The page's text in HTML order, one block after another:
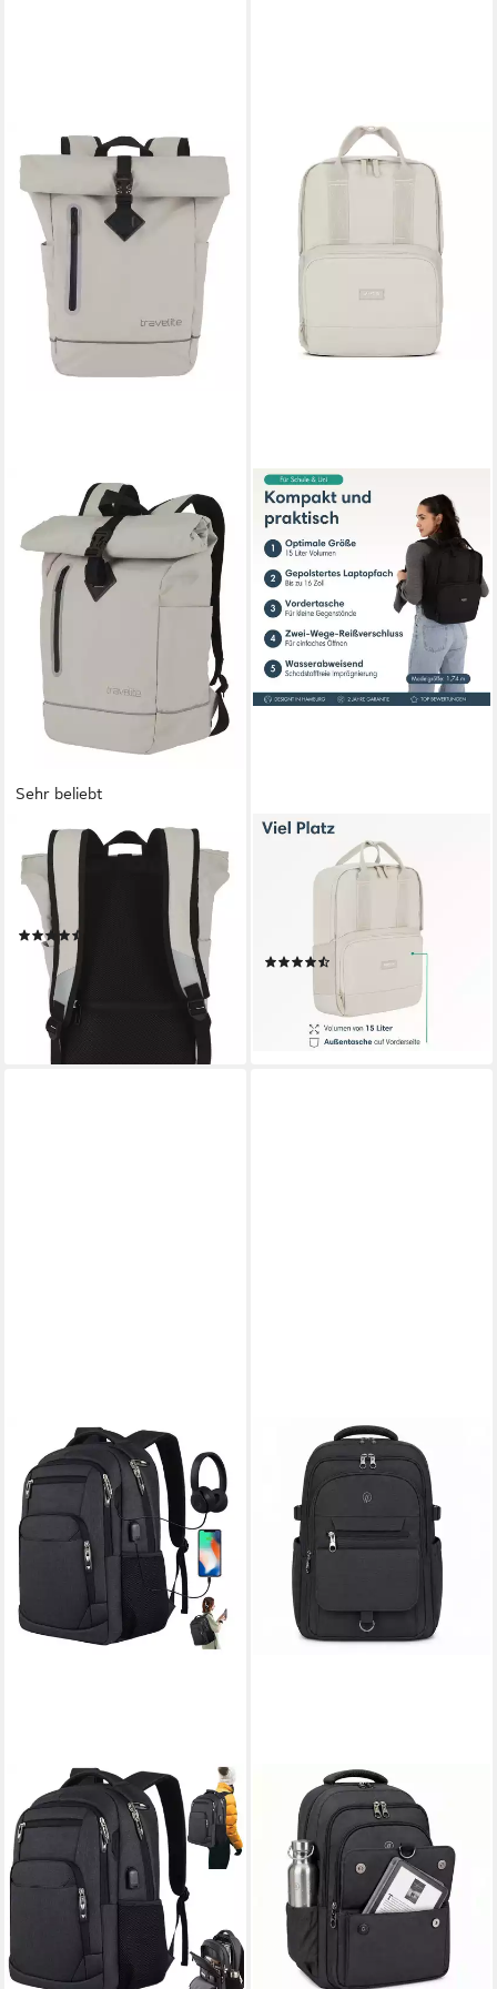
Sehr beliebt
TRAVELITE
Freizeitrucksack BASICS Roll-
Up Rucksack aus Plane, mit
variablem Roll-Up-Verschluss
29,95 €
lieferbar - in 1-2 Werktagen bei dir
LARKSON
Cityrucksack No 6 Laptop
Rucksack Damen Herren (1-
Laptopfach, Wasserabweisend
lieferbar - in 2-3 Werktagen bei dir